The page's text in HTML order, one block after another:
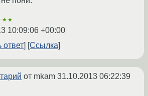
10:09:06 +00:00
ответ
Ссылка
от mkam 31.10.2013 06:22:39